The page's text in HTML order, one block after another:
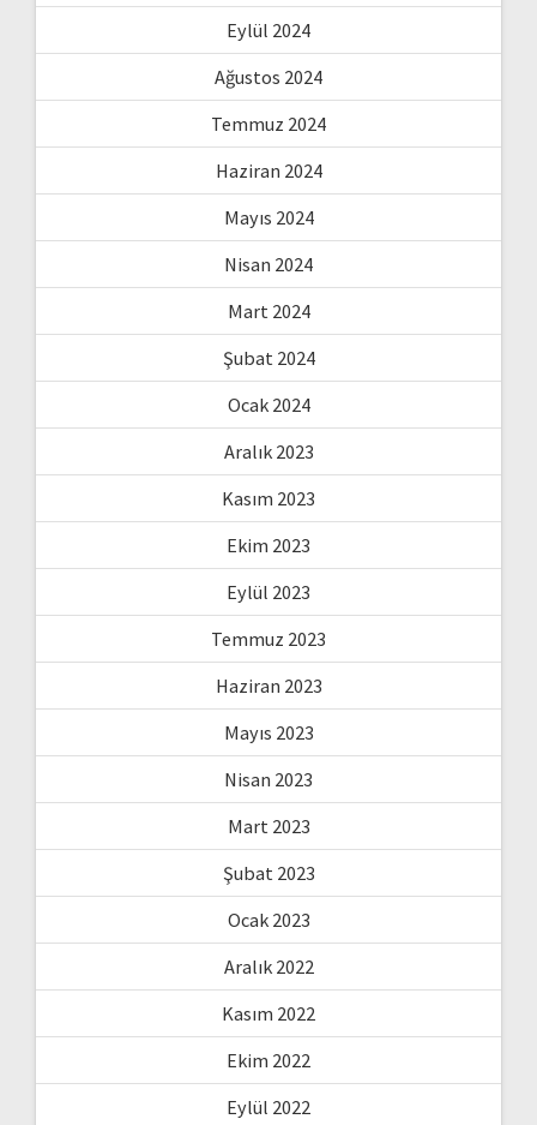
Eylül 2024
Ağustos 2024
Temmuz 2024
Haziran 2024
Mayıs 2024
Nisan 2024
Mart 2024
Şubat 2024
Ocak 2024
Aralık 2023
Kasım 2023
Ekim 2023
Eylül 2023
Temmuz 2023
Haziran 2023
Mayıs 2023
Nisan 2023
Mart 2023
Şubat 2023
Ocak 2023
Aralık 2022
Kasım 2022
Ekim 2022
Eylül 2022